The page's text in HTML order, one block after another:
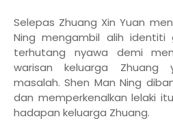
Selepas Zhuang Xin Yuan
Ning mengambil alih identiti
terhutang nyawa demi
warisan keluarga Zhuang
masalah. Shen Man Ning
dan memperkenalkan lelaki
hadapan keluarga Zhuang.